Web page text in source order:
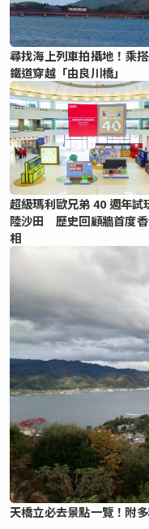
尋找海上列車拍攝地！乘
鐵道穿越「由良川橋」
超級瑪利歐兄弟 40 週年試
陸沙田 歷史回顧牆首度
相
天橋立必去景點一覽！附